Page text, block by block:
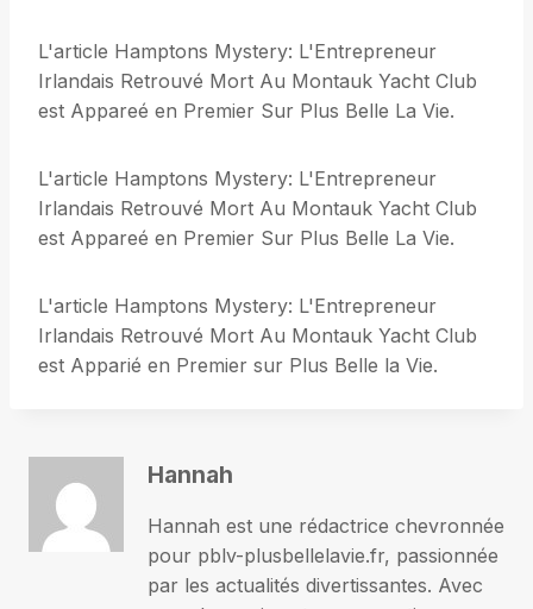
L'article Hamptons Mystery: L'Entrepreneur
Irlandais Retrouvé Mort Au Montauk Yacht Club
est Appareé en Premier Sur Plus Belle La Vie.
L'article Hamptons Mystery: L'Entrepreneur
Irlandais Retrouvé Mort Au Montauk Yacht Club
est Appareé en Premier Sur Plus Belle La Vie.
L'article Hamptons Mystery: L'Entrepreneur
Irlandais Retrouvé Mort Au Montauk Yacht Club
est Apparié en Premier sur Plus Belle la Vie.
Hannah
Hannah est une rédactrice chevronnée
pour pblv-plusbellelavie.fr, passionnée
par les actualités divertissantes. Avec